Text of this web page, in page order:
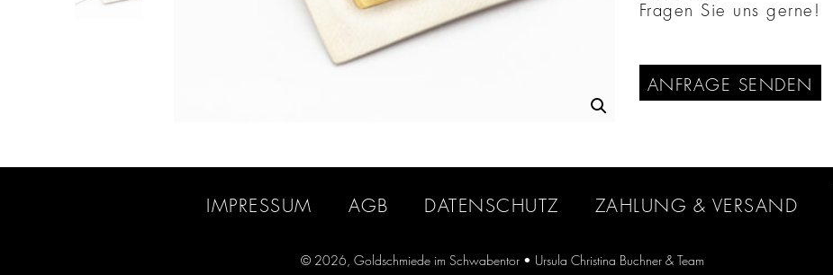
Fragen Sie uns gerne!
ANFRAGE SENDEN
IMPRESSUM AGB DATENSCHUTZ ZAHLUNG & VERSAND
© 2026, Goldschmiede im Schwabentor • Ursula Christina Buchner & Team